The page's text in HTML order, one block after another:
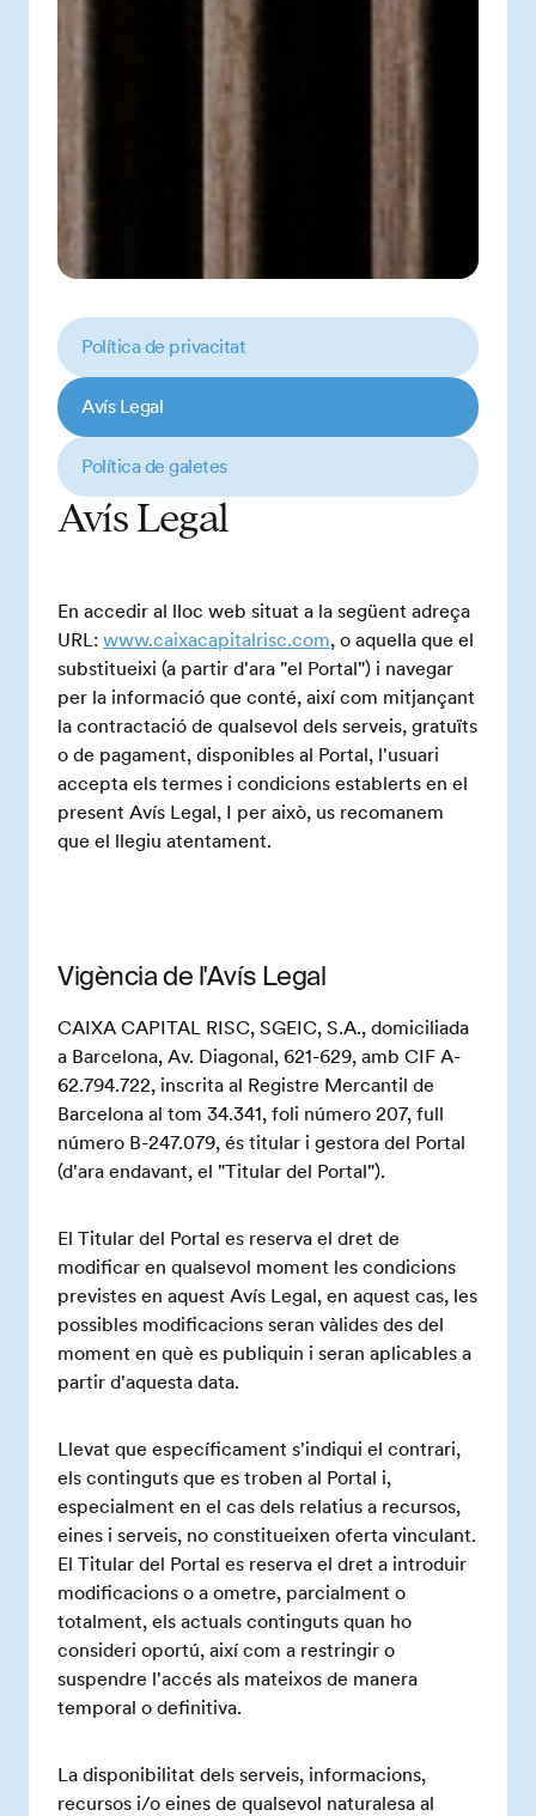
Política de privacitat
Avís Legal
Política de galetes
Avís Legal
En accedir al lloc web situat a la següent adreça
URL: www.caixacapitalrisc.com, o aquella que el
substitueixi (a partir d'ara "el Portal") i navegar
per la informació que conté, així com mitjançant
la contractació de qualsevol dels serveis, gratuïts
o de pagament, disponibles al Portal, l'usuari
accepta els termes i condicions establerts en el
present Avís Legal, I per això, us recomanem
que el llegiu atentament.
Vigència de l'Avís Legal
CAIXA CAPITAL RISC, SGEIC, S.A., domiciliada
a Barcelona, Av. Diagonal, 621-629, amb CIF A-
62.794.722, inscrita al Registre Mercantil de
Barcelona al tom 34.341, foli número 207, full
número B-247.079, és titular i gestora del Portal
(d'ara endavant, el "Titular del Portal").
El Titular del Portal es reserva el dret de
modificar en qualsevol moment les condicions
previstes en aquest Avís Legal, en aquest cas, les
possibles modificacions seran vàlides des del
moment en què es publiquin i seran aplicables a
partir d'aquesta data.
Llevat que específicament s'indiqui el contrari,
els continguts que es troben al Portal i,
especialment en el cas dels relatius a recursos,
eines i serveis, no constitueixen oferta vinculant.
El Titular del Portal es reserva el dret a introduir
modificacions o a ometre, parcialment o
totalment, els actuals continguts quan ho
consideri oportú, així com a restringir o
suspendre l'accés als mateixos de manera
temporal o definitiva.
La disponibilitat dels serveis, informacions,
recursos i/o eines de qualsevol naturalesa al